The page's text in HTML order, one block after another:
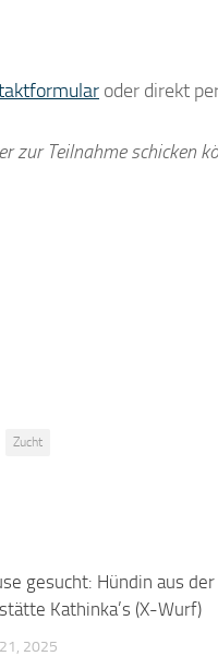
oder direkt
zur Teilnahme schicken
Zucht
gesucht: Hündin aus der
Kathinka’s (X-Wurf)
2025